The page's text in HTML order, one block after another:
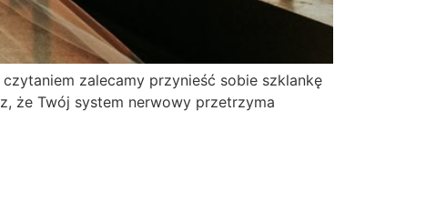
zalecamy przynieść sobie szklankę
że Twój system nerwowy przetrzyma